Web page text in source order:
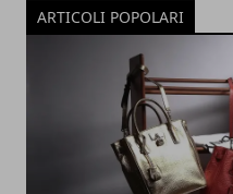
ARTICOLI POPOLARI